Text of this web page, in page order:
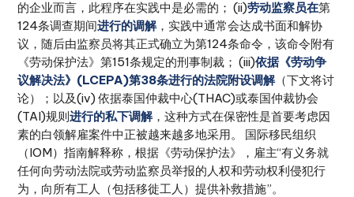
的企业而言，此程序在实践中是必需的； (ii)劳动监察员在第
124条调查期间进行的调解，实践中通常会达成书面和解协
议，随后由监察员将其正式确立为第124条命令，该命令附有
《劳动保护法》第151条规定的刑事制裁； (iii)依据《劳动争
议解决法》(LCEPA)第38条进行的法院附设调解（下文将讨
论）；以及(iv) 依据泰国仲裁中心(THAC)或泰国仲裁协会
(TAI)规则进行的私下调解，这种方式在保密性是首要考虑因
素的白领解雇案件中正被越来越多地采用。 国际移民组织
（IOM）指南解释称，根据《劳动保护法》，雇主“有义务就
任何向劳动法院或劳动监察员举报的人权和劳动权利侵犯行
为，向所有工人（包括移徙工人）提供补救措施”。